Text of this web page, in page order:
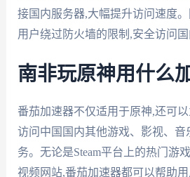
接国内服务器,大幅提升访问速度
用户绕过防火墙的限制,安全访问国
南非玩原神用什么
番茄加速器不仅适用于原神,还可
访问中国国内其他游戏、影视、音
务。无论是Steam平台上的热门游
视频网站,番茄加速器都可以帮助